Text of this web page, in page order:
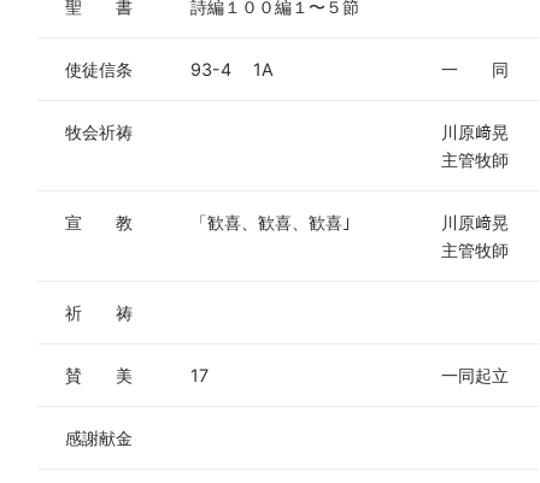
聖 書 詩編１００編１〜５節
使徒信条 93-4 1A 一 同
牧会祈祷
川原﨑晃
主管牧師
宣 教 「歓喜、歓喜、歓喜｣
川原﨑晃
主管牧師
祈 祷
賛 美 17 一同起立
感謝献金